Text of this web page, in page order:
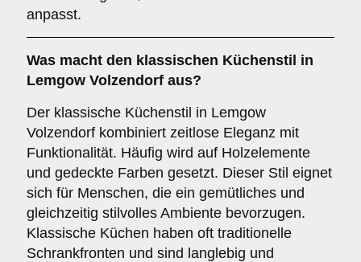
anpasst.
Was macht den klassischen Küchenstil in
Lemgow Volzendorf aus?
Der klassische Küchenstil in Lemgow
Volzendorf kombiniert zeitlose Eleganz mit
Funktionalität. Häufig wird auf Holzelemente
und gedeckte Farben gesetzt. Dieser Stil eignet
sich für Menschen, die ein gemütliches und
gleichzeitig stilvolles Ambiente bevorzugen.
Klassische Küchen haben oft traditionelle
Schrankfronten und sind langlebig und